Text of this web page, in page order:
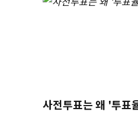
사전투표는 왜 '투표